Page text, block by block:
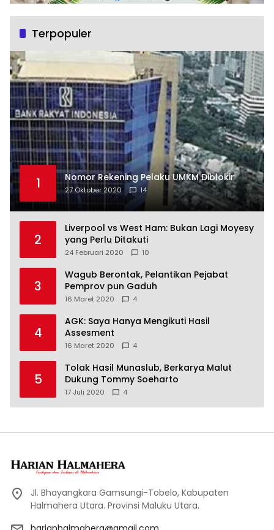
Terpopuler
1 Nomor Rekening Pelaku UMKM Diblokir
27 Oktober 2020 14
2
Liverpool vs West Ham: Bukan Lagi Moyesy
yang Perlu Ditakuti
24 Februari 2020 10
3
Wagub Berontak, Pelantikan Pejabat
Pemprov pun Gaduh
16 Maret 2020 4
4
AGK: Saya Hanya Mengikuti Hasil
Assesment
16 Maret 2020 4
5
Tolak Hasil Munaslub, Berkarya Malut
Dukung Tommy Soeharto
17 Juli 2020 4
Jl. Bhayangkara Gamsungi-Tobelo, Kabupaten
Halmahera Utara. Provinsi Maluku Utara.